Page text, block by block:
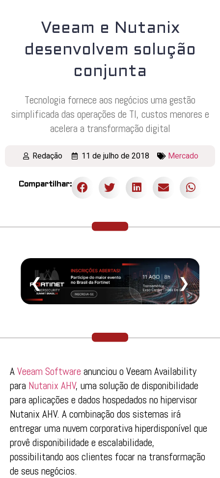
Veeam e Nutanix
desenvolvem solução
conjunta
Tecnologia fornece aos negócios uma gestão
simplificada das operações de TI, custos menores e
acelera a transformação digital
Redação 11 de julho de 2018 Mercado
Compartilhar:
❮ ❯
AVeeam Software anunciou o Veeam Availability
para Nutanix AHV, uma solução de disponibilidade
para aplicações e dados hospedados no hipervisor
Nutanix AHV. A combinação dos sistemas irá
entregar uma nuvem corporativa hiperdisponível que
provê disponibilidade e escalabilidade,
possibilitando aos clientes focar na transformação
de seus negócios.